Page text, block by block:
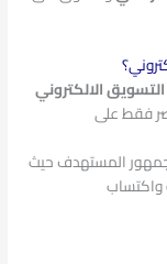
التسويق الالكتروني
فقط على
المستهدف حيث
واكتساب